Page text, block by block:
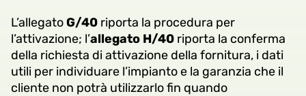
L’allegatoG/40 riporta la procedura per
l’attivazione; l’allegato H/40 riporta la conferma
della richiesta di attivazione della fornitura, i dati
utili per individuare l’impianto e la garanzia che il
cliente non potrà utilizzarlo fin quando